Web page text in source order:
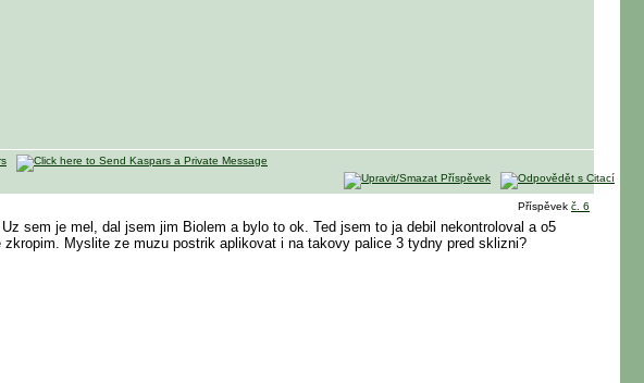
Příspěvek č. 6
sem je mel, dal jsem jim Biolem a bylo to ok. Ted jsem to ja debil nekontroloval a o5
Myslite ze muzu postrik aplikovat i na takovy palice 3 tydny pred sklizni?